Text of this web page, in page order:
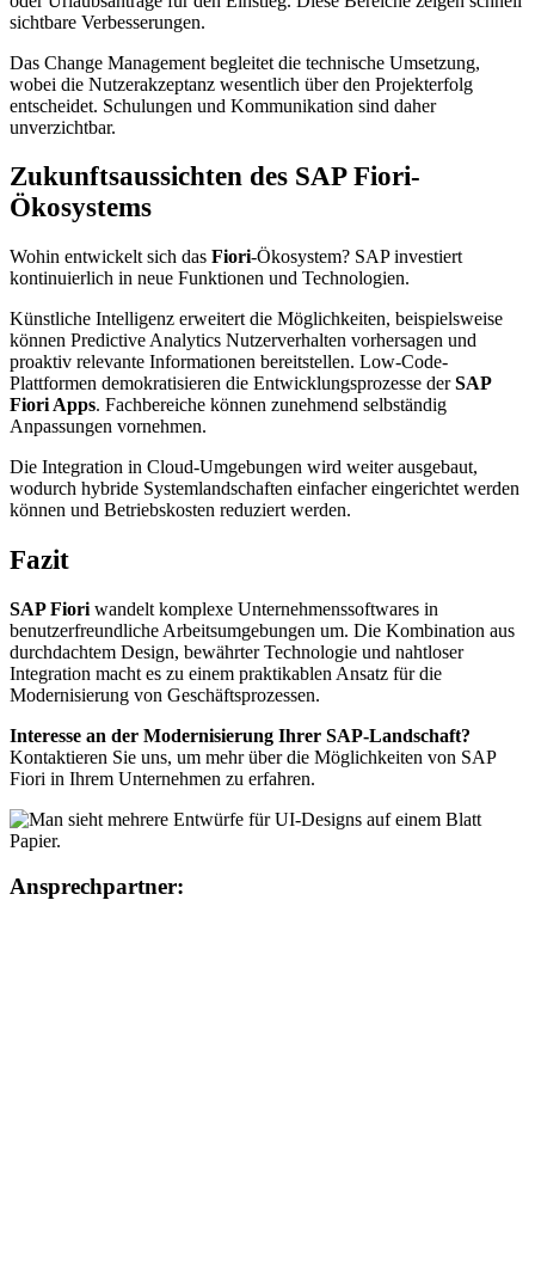
sichtbare Verbesserungen.
Das Change Management begleitet die technische Umsetzung,
wobei die Nutzerakzeptanz wesentlich über den Projekterfolg
entscheidet. Schulungen und Kommunikation sind daher
unverzichtbar.
Zukunftsaussichten des SAP Fiori-
Ökosystems
Wohin entwickelt sich das Fiori-Ökosystem? SAP investiert
kontinuierlich in neue Funktionen und Technologien.
Künstliche Intelligenz erweitert die Möglichkeiten, beispielsweise
können Predictive Analytics Nutzerverhalten vorhersagen und
proaktiv relevante Informationen bereitstellen. Low-Code-
Plattformen demokratisieren die Entwicklungsprozesse derSAP
Fiori Apps. Fachbereiche können zunehmend selbständig
Anpassungen vornehmen.
Die Integration in Cloud-Umgebungen wird weiter ausgebaut,
wodurch hybride Systemlandschaften einfacher eingerichtet werden
können und Betriebskosten reduziert werden.
Fazit
SAP Fiori wandelt komplexe Unternehmenssoftwares in
benutzerfreundliche Arbeitsumgebungen um. Die Kombination aus
durchdachtem Design, bewährter Technologie und nahtloser
Integration macht es zu einem praktikablen Ansatz für die
Modernisierung von Geschäftsprozessen.
Interesse an der Modernisierung Ihrer SAP-Landschaft?
Kontaktieren Sie uns, um mehr über die Möglichkeiten von SAP
Fiori in Ihrem Unternehmen zu erfahren.
Ansprechpartner: